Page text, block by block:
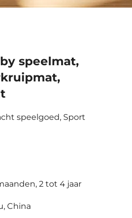
speelmat,
speelgoed, Sport
2 tot 4 jaar
China